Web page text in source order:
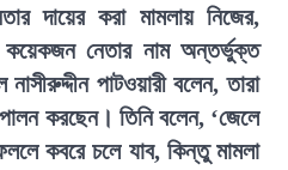
দায়ের করা মামলায় নিজের,
নেতার নাম অন্তর্ভুক্ত
পাটওয়ারী বলেন, তারা
পালন করছেন। তিনি বলেন, ‘জেলে
কবরে চলে যাব, কিন্তু মামলা